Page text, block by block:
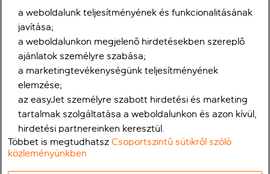
a weboldalunk teljesítményének és funkcionalitásának
javítása;
a weboldalunkon megjelenő hirdetésekben szereplő
ajánlatok személyre szabása;
a marketingtevékenységünk teljesítményének
elemzése;
az easyJet személyre szabott hirdetési és marketing
tartalmak szolgáltatása a weboldalunkon és azon kívül,
hirdetési partnereinken keresztül.
Többet is megtudhatszCsoportszintű sütikről szóló
közleményünkben